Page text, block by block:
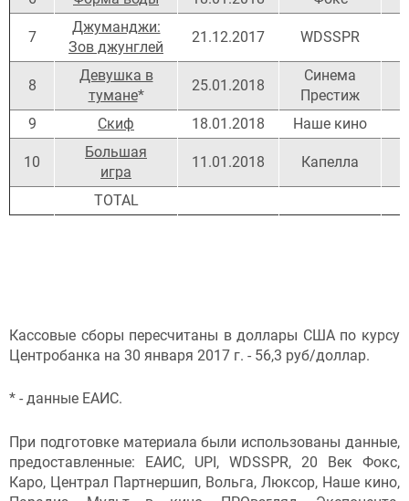
7
Джуманджи:
Зов джунглей
21.12.2017 WDSSPR
8
Девушка в
тумане*
25.01.2018
Синема
Престиж
9
Скиф 18.01.2018 Наше кино
10
Большая
игра
11.01.2018 Капелла
ТОТАL
Кассовые сборы пересчитаны в доллары США по курсу
Центробанка на 30 января 2017 г. - 56,3 руб/доллар.
* - данные ЕАИС.
При подготовке материала были использованы данные,
предоставленные: ЕАИС, UPI, WDSSPR, 20 Век Фокс,
Каро, Централ Партнершип, Вольга, Люксор, Наше кино,